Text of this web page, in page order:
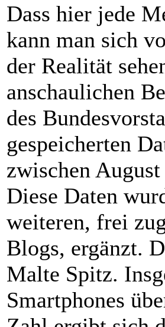
Dass hier jede
kann man sich
der Realität
anschaulichen
des
gespeicherten
zwischen
Diese Daten
weiteren, frei
Blogs, ergänzt.
Malte Spitz.
Smartphones